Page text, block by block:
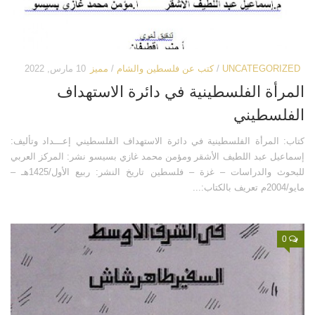
فيديوهات أخرى
قرآن
دروس علمية
برامج إذاعية
أناشيد
متفرقات
ركن الأطفال
قصص
المطبوعات
مكتبة الصور
صور المسجد الأقصى
صور مدينة القدس
صور ترميمات إسلامية
صور انتهاكات صهيونية
تصاميم
صور أخرى
UNCATEGORIZED
/ كتب عن فلسطين والشام / مميز 10 مارس, 2022
المرأة الفلسطينية في دائرة الاستهداف
الفلسطيني
كتاب: المرأة الفلسطينية في دائرة الاستهداف الفلسطيني إعـــداد وتأليف:
إسماعيل عبد اللطيف الأشقر ومؤمن محمد غازي بسيسو نشر: المركز العربي
للبحوث والدراسات – غزة – فلسطين تاريخ النشر: ربيع الأول/1425هـ –
مايو/2004م تعريف بالكتاب:...
0